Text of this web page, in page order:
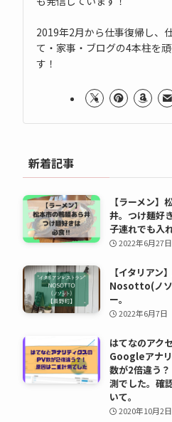
2019年2月から仕事復帰し、
て・家事・ブログの4本柱を
す！
新着記事
【ラーメン】
井。つけ麺好
子連れでも入
2022年6月27日
【イタリアン
Nosotto(ノソ
ー。
2022年6月7日
はてなのアク
Googleアナ
数が2倍違う
測でした。確
いて。
2020年10月2日